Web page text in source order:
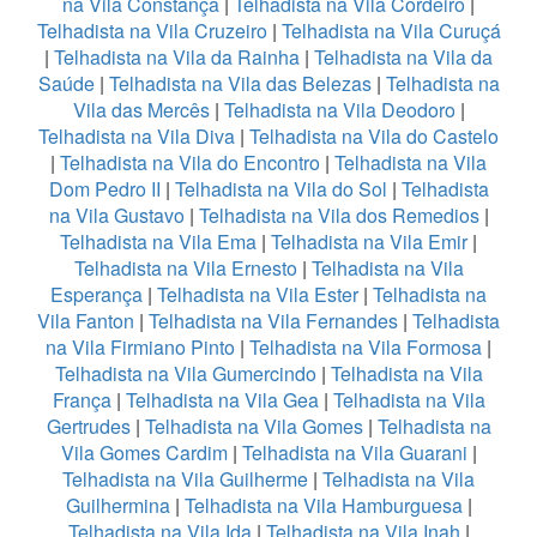
Telhadista na Vila Cruzeiro | Telhadista na Vila Curuçá
| Telhadista na Vila da Rainha | Telhadista na Vila da
Saúde| Telhadista na Vila das Belezas| Telhadista na
Vila das Mercês| Telhadista na Vila Deodoro|
Telhadista na Vila Diva | Telhadista na Vila do Castelo
| Telhadista na Vila do Encontro | Telhadista na Vila
Dom Pedro II | Telhadista na Vila do Sol | Telhadista
na Vila Gustavo| Telhadista na Vila dos Remedios|
Telhadista na Vila Ema | Telhadista na Vila Emir|
Telhadista na Vila Ernesto| Telhadista na Vila
Esperança | Telhadista na Vila Ester| Telhadista na
Vila Fanton | Telhadista na Vila Fernandes | Telhadista
na Vila Firmiano Pinto | Telhadista na Vila Formosa |
Telhadista na Vila Gumercindo| Telhadista na Vila
França| Telhadista na Vila Gea| Telhadista na Vila
Gertrudes| Telhadista na Vila Gomes| Telhadista na
Vila Gomes Cardim| Telhadista na Vila Guarani |
Telhadista na Vila Guilherme | Telhadista na Vila
Guilhermina| Telhadista na Vila Hamburguesa|
Telhadista na Vila Ida | Telhadista na Vila Inah |